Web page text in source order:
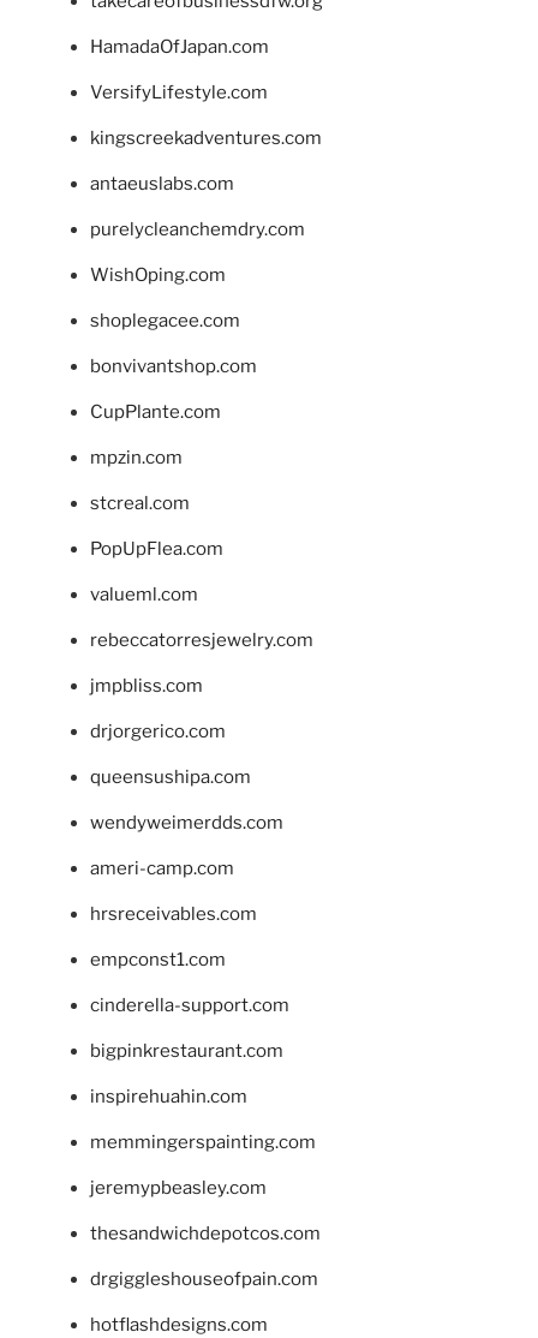
HamadaOfJapan.com
VersifyLifestyle.com
kingscreekadventures.com
antaeuslabs.com
purelycleanchemdry.com
WishOping.com
shoplegacee.com
bonvivantshop.com
CupPlante.com
mpzin.com
stcreal.com
PopUpFlea.com
valueml.com
rebeccatorresjewelry.com
jmpbliss.com
drjorgerico.com
queensushipa.com
wendyweimerdds.com
ameri-camp.com
hrsreceivables.com
empconst1.com
cinderella-support.com
bigpinkrestaurant.com
inspirehuahin.com
memmingerspainting.com
jeremypbeasley.com
thesandwichdepotcos.com
drgiggleshouseofpain.com
hotflashdesigns.com